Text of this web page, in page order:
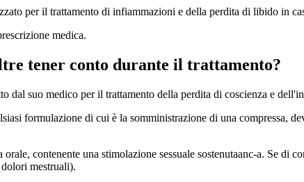
per il trattamento di infiammazioni e della perdita di libido in
medica.
tener conto durante il trattamento?
dal suo medico per il trattamento della perdita di coscienza e
formulazione di cui è la somministrazione di una compressa,
contenente una stimolazione sessuale sostenutaanc-a. Se
mestruali).